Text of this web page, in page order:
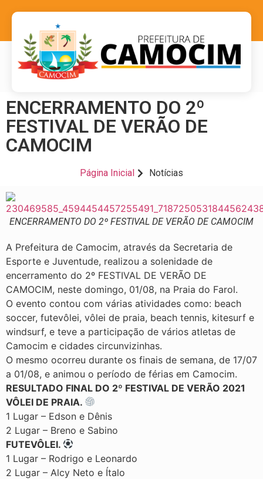
ENCERRAMENTO DO 2º
FESTIVAL DE VERÃO DE
CAMOCIM
Página Inicial Notícias
ENCERRAMENTO DO 2º FESTIVAL DE VERÃO DE CAMOCIM
A Prefeitura de Camocim, através da Secretaria de
Esporte e Juventude, realizou a solenidade de
encerramento do 2º FESTIVAL DE VERÃO DE
CAMOCIM, neste domingo, 01/08, na Praia do Farol.
O evento contou com várias atividades como: beach
soccer, futevôlei, vôlei de praia, beach tennis, kitesurf e
windsurf, e teve a participação de vários atletas de
Camocim e cidades circunvizinhas.
O mesmo ocorreu durante os finais de semana, de 17/07
a 01/08, e animou o período de férias em Camocim.
RESULTADO FINAL DO 2º FESTIVAL DE VERÃO 2021
VÔLEI DE PRAIA.
1 Lugar – Edson e Dênis
2 Lugar – Breno e Sabino
FUTEVÔLEI.
1 Lugar – Rodrigo e Leonardo
2 Lugar – Alcy Neto e Ítalo